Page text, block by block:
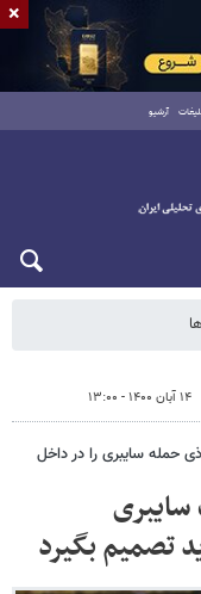
آرشیو
۱۴ آبان ۱۴۰۰ - ۱۳:۰۰
حمله سایبری را در داخل
تصمیم بگیرد
×